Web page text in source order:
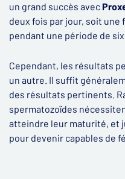
un grand succès avec
deux fois par jour, soit une
pendant une période de
Cependant, les résultats
un autre. Il suffit
des résultats pertinents.
spermatozoïdes
atteindre leur maturité, et
pour devenir capables de